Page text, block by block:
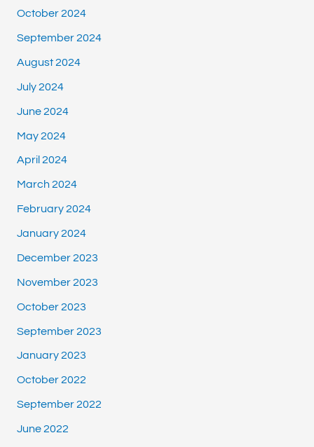
October 2024
September 2024
August 2024
July 2024
June 2024
May 2024
April 2024
March 2024
February 2024
January 2024
December 2023
November 2023
October 2023
September 2023
January 2023
October 2022
September 2022
June 2022